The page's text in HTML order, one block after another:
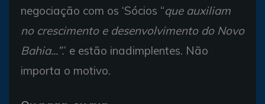
negociação com os ‘Sócios “que auxiliam
no crescimento e desenvolvimento do Novo
Bahia...”.’ e estão inadimplentes. Não
importa o motivo.